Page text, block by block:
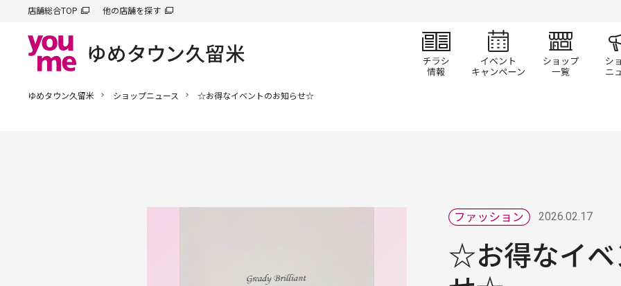
店舗総合TOP 他の店舗を探す
チラシ情報 イベント/キャンペ
ショ
ゆめタウン久留米 ショップニュース ☆お得なイベントのお知らせ☆
2026.02.17
☆お得なイベ